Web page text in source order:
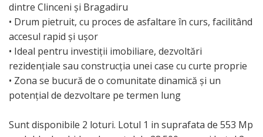
dintre Clinceni și Bragadiru
• Drum pietruit, cu proces de asfaltare în curs, facilitând
accesul rapid și ușor
• Ideal pentru investiții imobiliare, dezvoltări
rezidențiale sau construcția unei case cu curte proprie
• Zona se bucură de o comunitate dinamică și un
potențial de dezvoltare pe termen lung
Sunt disponibile 2 loturi. Lotul 1 in suprafata de 553 Mp